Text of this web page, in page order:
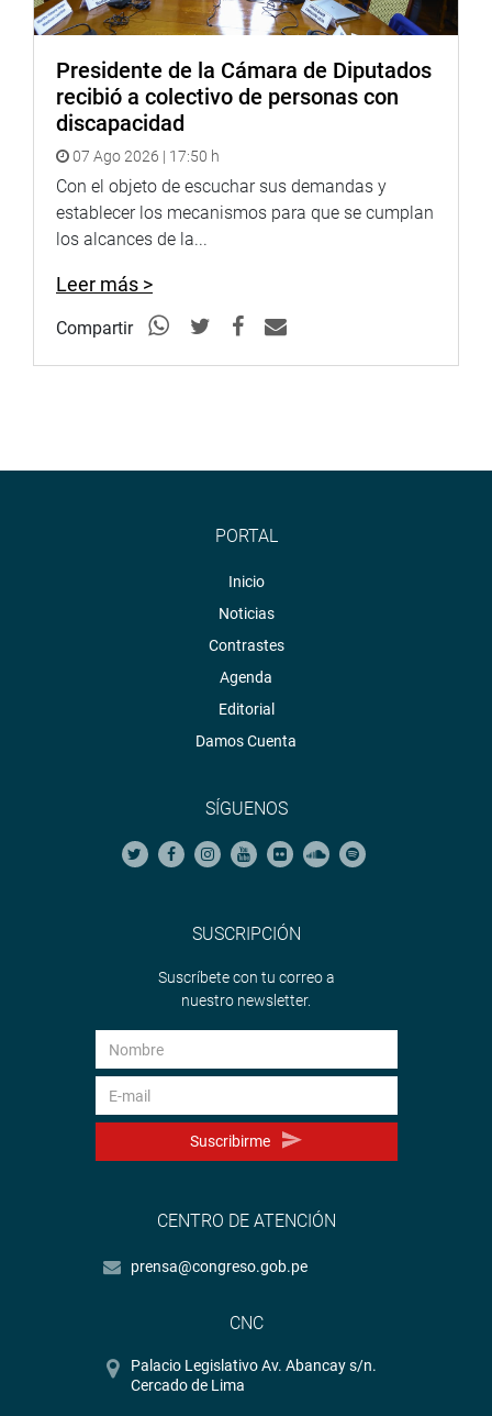
Presidente de la Cámara de Diputados
recibió a colectivo de personas con
discapacidad
07 Ago 2026 | 17:50 h
Con el objeto de escuchar sus demandas y
establecer los mecanismos para que se cumplan
los alcances de la...
Leer más >
Compartir
PORTAL
Inicio
Noticias
Contrastes
Agenda
Editorial
Damos Cuenta
SÍGUENOS
SUSCRIPCIÓN
Suscríbete con tu correo a
nuestro newsletter.
Suscribirme
CENTRO DE ATENCIÓN
prensa@congreso.gob.pe
CNC
Palacio Legislativo Av. Abancay s/n.
Cercado de Lima